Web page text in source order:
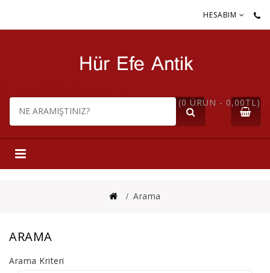
HESABIM
(0 ÜRÜN - 0,00TL)
Arama
ARAMA
Arama Kriteri